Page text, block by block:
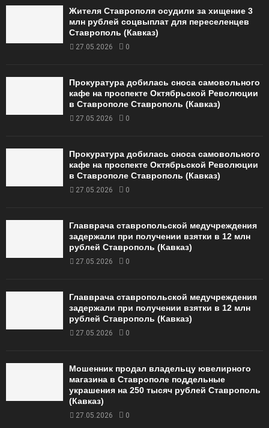
Жителя Ставрополя осудили за хищение 3
млн рублей соцвыплат для переселенцев
Ставрополь (Кавказ)
27.05.2026 0
Прокуратура добилась сноса самовольного
кафе на проспекте Октябрьской Революции
в Ставрополе Ставрополь (Кавказ)
27.05.2026 0
Прокуратура добилась сноса самовольного
кафе на проспекте Октябрьской Революции
в Ставрополе Ставрополь (Кавказ)
27.05.2026 0
Главврача ставропольской медучреждения
задержали при получении взятки в 12 млн
рублей Ставрополь (Кавказ)
27.05.2026 0
Главврача ставропольской медучреждения
задержали при получении взятки в 12 млн
рублей Ставрополь (Кавказ)
27.05.2026 0
Мошенник продал владельцу ювелирного
магазина в Ставрополе поддельные
украшения на 250 тысяч рублей Ставрополь
(Кавказ)
27.05.2026 0